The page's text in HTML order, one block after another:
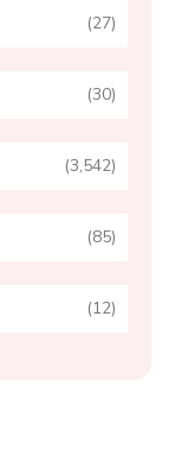
(27)
(30)
(3,542)
(85)
(12)